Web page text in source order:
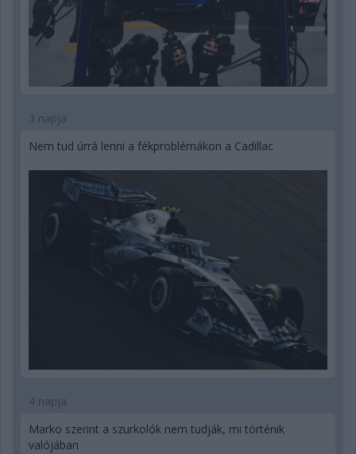
3 napja
Nem tud úrrá lenni a fékproblémákon a Cadillac
4 napja
Marko szerint a szurkolók nem tudják, mi történik
valójában